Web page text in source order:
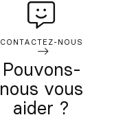
CONTACTEZ-NOUS
Pouvons-
nous vous
aider ?